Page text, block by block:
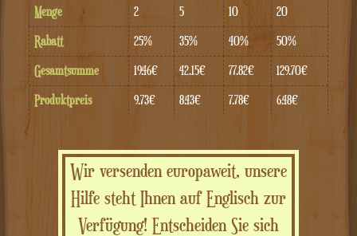
Menge 2 5 10
20
Rabatt
25% 35% 40%
50%
Gesamtsumme
19.46€ 42.15€ 77.82€
129.70€
Produktpreis
9.73€ 8.43€ 7.78€ 6.48€
Wir versenden europaweit, unsere
Hilfe steht Ihnen auf Englisch zur
Verfügung! Entscheiden Sie sich